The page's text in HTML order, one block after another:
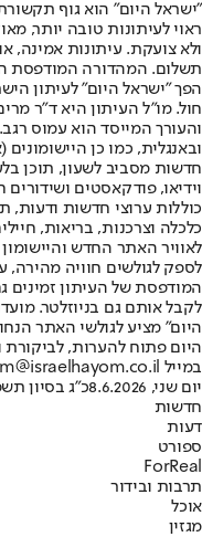
"ישראל היום" הוא גוף
ראוי לעיתונות טובה יותר,
ולא צועקת. עיתונות אמינה,
הפך "ישראל היום" לעיתון
חול. מו"ל העיתון היא ד"ר
והעורך המייסד הוא עמוס
חדשות מסביב לשעון, תוכן
וידיאו, פודקאסטים
כוללות ערוצי חדשות ודעות,
לאוויר האתר החדש
לספק לגולשים חוויה מהירה,
המודפסת של העיתון זמינים
לקבל אותם גם בניוזלטר.
היום" מציע לגולשי האתר
היום פתוח להערות, לביקורת
במייל hayom@israelhayom.co.il.
יום שני, 8.6.2026
כ"ג בסיון
חדשות
דעות
ספורט
ForReal
תרבות ובידור
אוכל
מגזין